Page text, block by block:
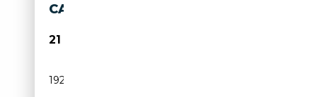
CAMARA
21 990€
192 488 km